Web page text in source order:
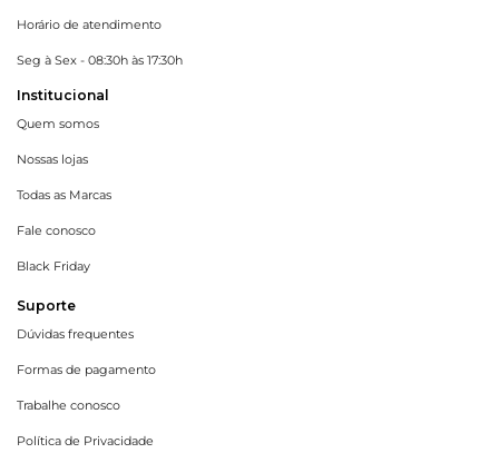
Horário de atendimento
Seg à Sex - 08:30h às 17:30h
Institucional
Quem somos
Nossas lojas
Todas as Marcas
Fale conosco
Black Friday
Suporte
Dúvidas frequentes
Formas de pagamento
Trabalhe conosco
Política de Privacidade